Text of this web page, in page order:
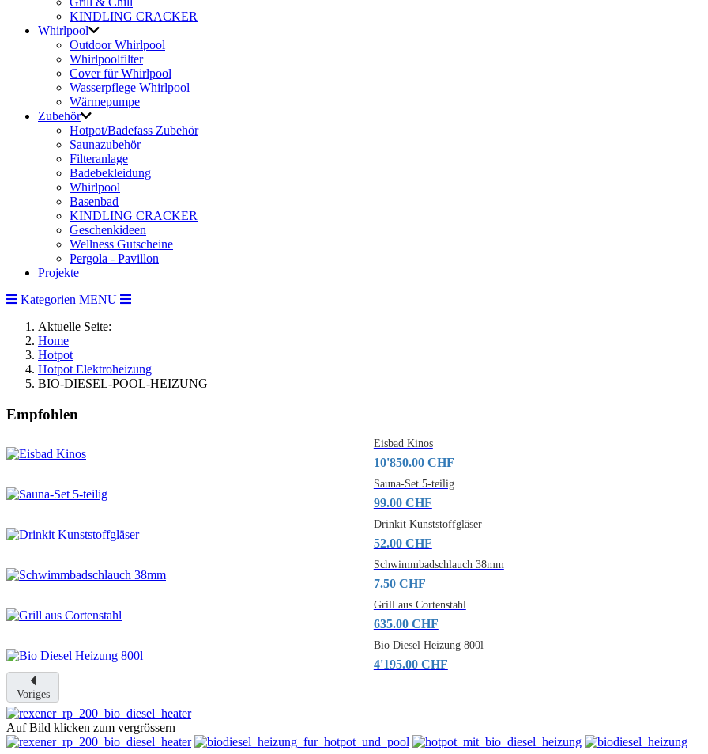
KINDLING CRACKER
Whirlpool
Outdoor Whirlpool
Whirlpoolfilter
Cover für Whirlpool
Wasserpflege Whirlpool
Wärmepumpe
Zubehör
Hotpot/Badefass Zubehör
Saunazubehör
Filteranlage
Badebekleidung
Whirlpool
Basenbad
KINDLING CRACKER
Geschenkideen
Wellness Gutscheine
Pergola - Pavillon
Projekte
Kategorien MENU
Aktuelle Seite:
Home
Hotpot
Hotpot Elektroheizung
BIO-DIESEL-POOL-HEIZUNG
Empfohlen
Eisbad Kinos
10'850.00 CHF
Sauna-Set 5-teilig
99.00 CHF
Drinkit Kunststoffgläser
52.00 CHF
Schwimmbadschlauch 38mm
7.50 CHF
Grill aus Cortenstahl
635.00 CHF
Bio Diesel Heizung 800l
4'195.00 CHF
Voriges
Auf Bild klicken zum vergrössern